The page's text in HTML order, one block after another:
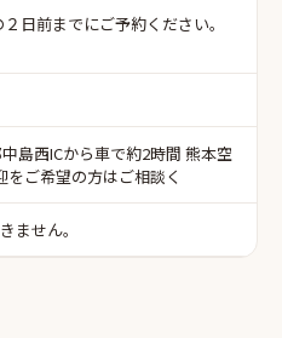
前までにご予約ください。
島西ICから車で約2時間 熊本空
ご希望の方はご相談く
ません。